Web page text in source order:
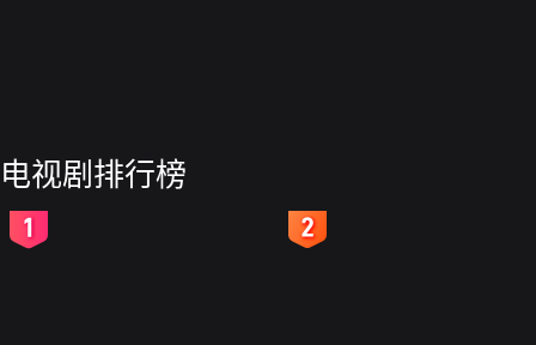
电视剧排行榜